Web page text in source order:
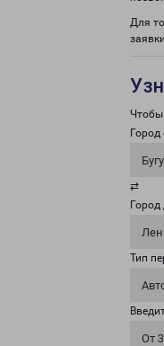
Для
Чтобы
Город
⇄
Город
Тип
От